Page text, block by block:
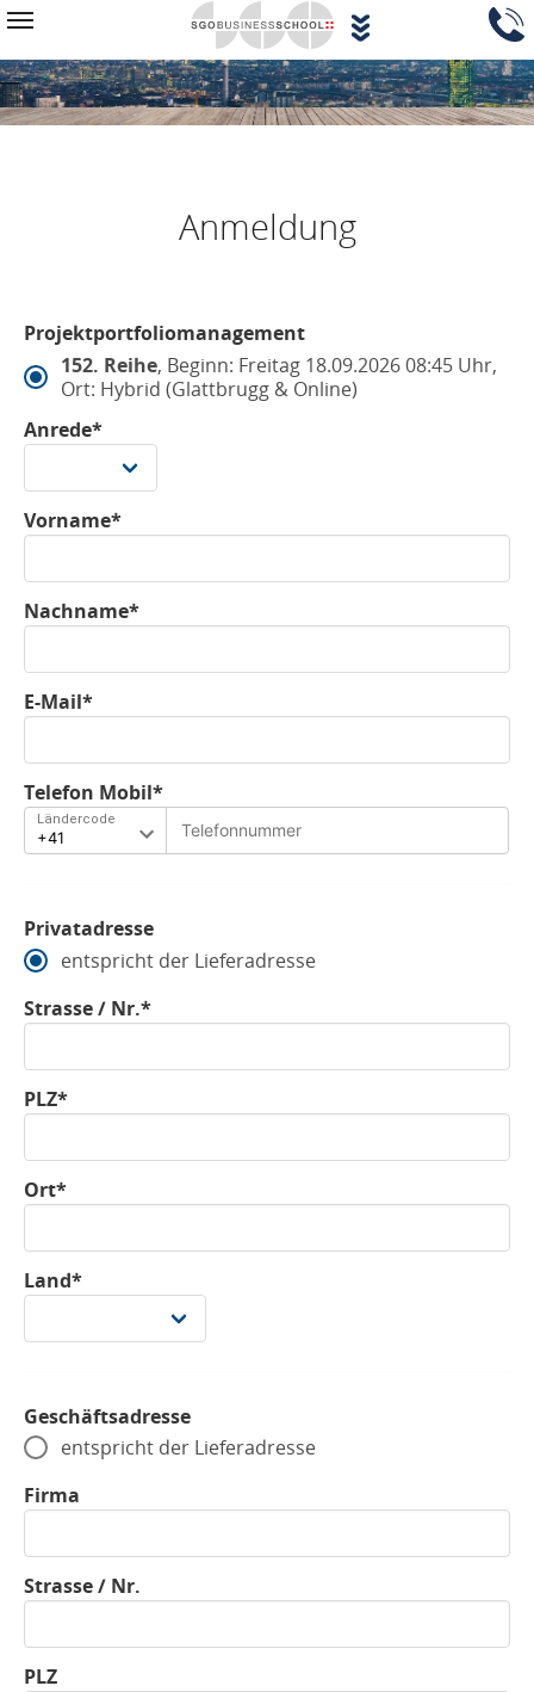
Zum Hauptinhalt springen
Navigationsblock überspringen
Toggle navigation
Anmeldung
Projektportfoliomanagement
152. Reihe, Beginn: Freitag 18.09.2026 08:45 Uhr,
Ort: Hybrid (Glattbrugg & Online)
Anrede*
Vorname*
Nachname*
E-Mail*
Telefon Mobil*
Ländercode
Privatadresse
entspricht der Lieferadresse
Strasse / Nr.*
PLZ*
Ort*
Land*
Geschäftsadresse
entspricht der Lieferadresse
Firma
Strasse / Nr.
PLZ